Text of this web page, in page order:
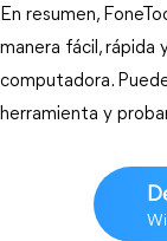
En resumen,
manera fácil, rápida
computadora.
herramienta y